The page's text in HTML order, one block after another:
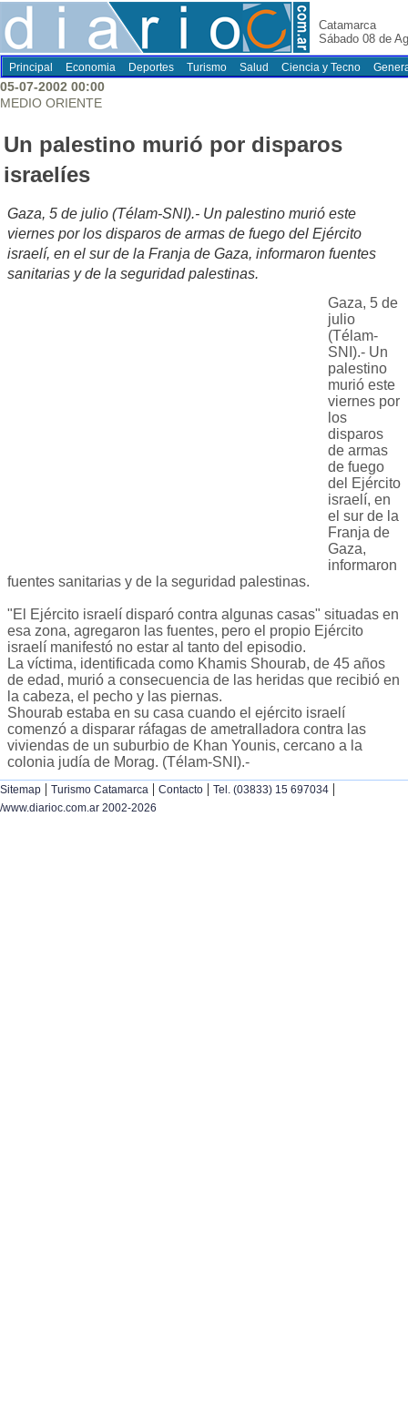
Catamarca
Sábado 08 de
Principal Economia Deportes Turismo Salud Ciencia y Tecno
05-07-2002 00:00
MEDIO ORIENTE
Un palestino murió por disparos
israelíes
Gaza, 5 de julio (Télam-SNI).- Un palestino murió este
viernes por los disparos de armas de fuego del Ejército
israelí, en el sur de la Franja de Gaza, informaron fuentes
sanitarias y de la seguridad palestinas.
Gaza, 5 de
julio
(Télam-
SNI).- Un
palestino
murió este
viernes por
los
disparos
de armas
de fuego
del Ejército
israelí, en
el sur de la
Franja de
Gaza,
informaron
fuentes sanitarias y de la seguridad palestinas.
"El Ejército israelí disparó contra algunas casas" situadas en
esa zona, agregaron las fuentes, pero el propio Ejército
israelí manifestó no estar al tanto del episodio.
La víctima, identificada como Khamis Shourab, de 45 años
de edad, murió a consecuencia de las heridas que recibió en
la cabeza, el pecho y las piernas.
Shourab estaba en su casa cuando el ejército israelí
comenzó a disparar ráfagas de ametralladora contra las
viviendas de un suburbio de Khan Younis, cercano a la
colonia judía de Morag. (Télam-SNI).-
Sitemap | Turismo Catamarca | Contacto | Tel. (03833) 15 697034 |
/www.diarioc.com.ar 2002-2026